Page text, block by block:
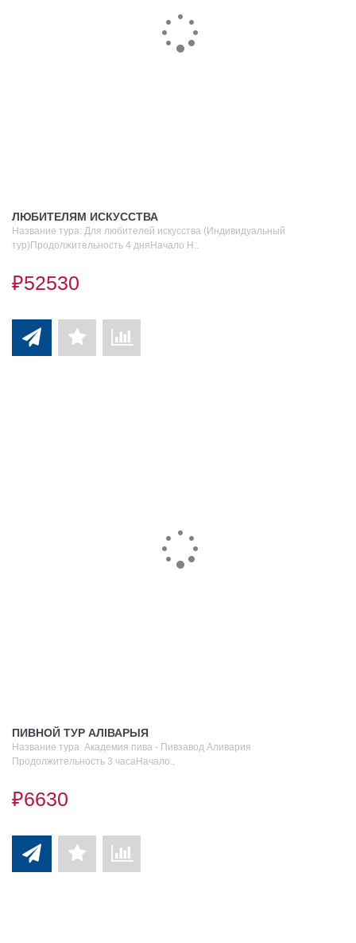
ЛЮБИТЕЛЯМ ИСКУССТВА
Название тура: Для любителей искусства (Индивидуальный
тур)Продолжительность 4 дняНачало Н..
₽52530
ПИВНОЙ ТУР АЛIВАРЫЯ
Название тура Академия пива - Пивзавод Аливария
Продолжительность 3 часаНачало..
₽6630